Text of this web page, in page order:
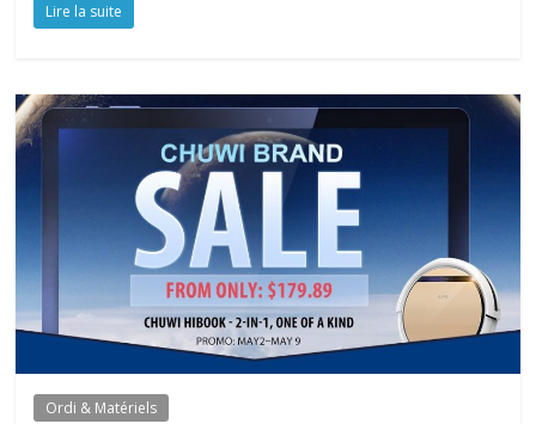
Lire la suite
Ordi & Matériels